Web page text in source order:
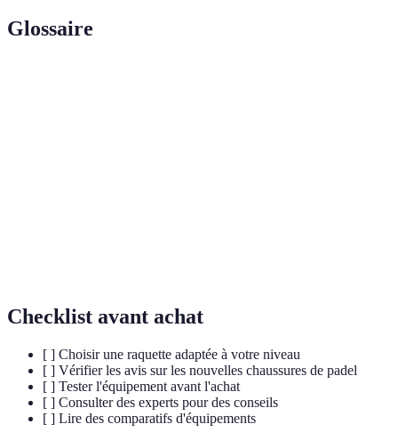
Glossaire
Checklist avant achat
[ ] Choisir une raquette adaptée à votre niveau
[ ] Vérifier les avis sur les nouvelles chaussures de padel
[ ] Tester l'équipement avant l'achat
[ ] Consulter des experts pour des conseils
[ ] Lire des comparatifs d'équipements